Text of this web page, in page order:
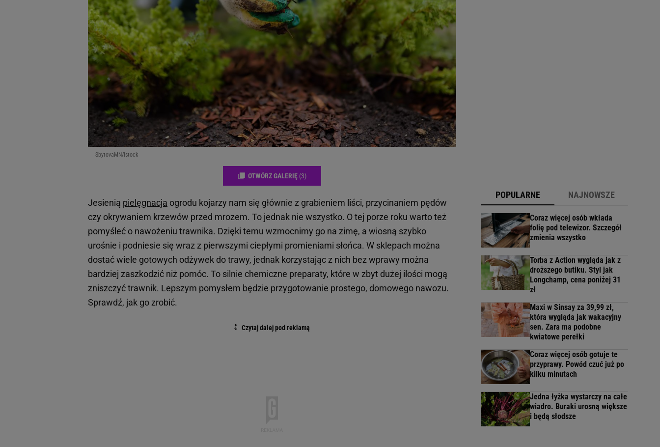
SbytovaMN/istock
OTWÓRZ GALERIĘ (3)
Jesienią pielęgnacja ogrodu kojarzy nam się głównie z grabieniem liści, przycinaniem pędów
czy okrywaniem krzewów przed mrozem. To jednak nie wszystko. O tej porze roku warto też
pomyśleć o nawożeniu trawnika. Dzięki temu wzmocnimy go na zimę, a wiosną szybko
urośnie i podniesie się wraz z pierwszymi ciepłymi promieniami słońca. W sklepach można
dostać wiele gotowych odżywek do trawy, jednak korzystając z nich bez wprawy można
bardziej zaszkodzić niż pomóc. To silnie chemiczne preparaty, które w zbyt dużej ilości mogą
zniszczyćtrawnik. Lepszym pomysłem będzie przygotowanie prostego, domowego nawozu.
Sprawdź, jak go zrobić.
POPULARNE NAJNOWSZE
Coraz więcej osób wkłada
folię pod telewizor. Szczegół
zmienia wszystko
Torba z Action wygląda jak z
droższego butiku. Styl jak
Longchamp, cena poniżej 31
zł
Maxi w Sinsay za 39,99 zł,
która wygląda jak wakacyjny
sen. Zara ma podobne
kwiatowe perełki
Coraz więcej osób gotuje te
przyprawy. Powód czuć już po
kilku minutach
Jedna łyżka wystarczy na całe
wiadro. Buraki urosną większe
i będą słodsze